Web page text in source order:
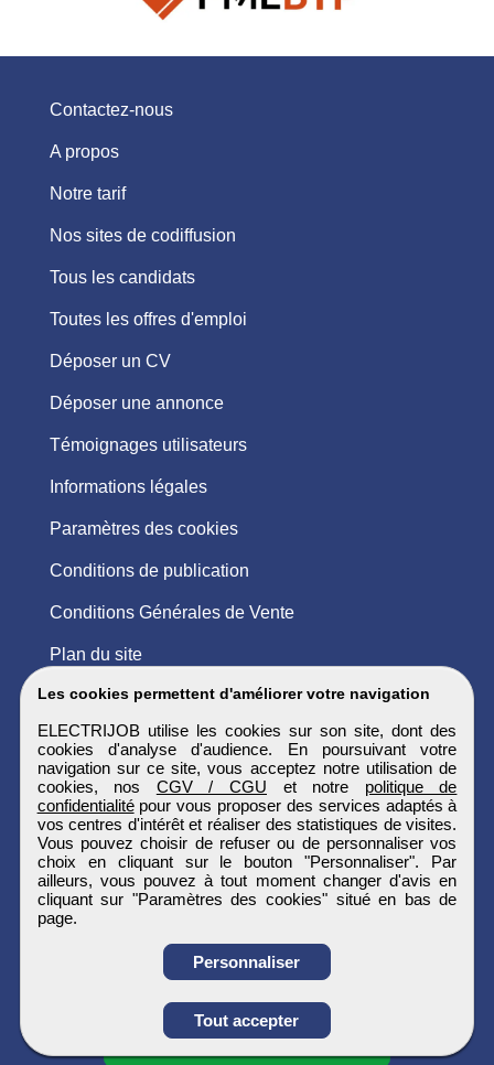
Obtenir ses
coordonnées
Les cookies permettent d'améliorer votre navigation
ELECTRIJOB utilise les cookies sur son site, dont des
cookies d'analyse d'audience. En poursuivant votre
navigation sur ce site, vous acceptez notre utilisation de
cookies, nos CGV / CGU et notre politique de
confidentialitépour vous proposer des services adaptés à
vos centres d'intérêt et réaliser des statistiques de visites.
Vous pouvez choisir de refuser ou de personnaliser vos
choix en cliquant sur le bouton "Personnaliser". Par
ailleurs, vous pouvez à tout moment changer d'avis en
cliquant sur "Paramètres des cookies" situé en bas de
page.
Personnaliser
Tout accepter
Contactez-nous
A propos
Notre tarif
Nos sites de codiffusion
Tous les candidats
Toutes les offres d'emploi
Déposer un CV
Déposer une annonce
Témoignages utilisateurs
Informations légales
Paramètres des cookies
Conditions de publication
Conditions Générales de Vente
Plan du site
ELECTRIJOB
Tous droits réservés © 1999 - 2026